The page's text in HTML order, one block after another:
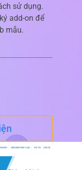
sử dụng.
add-on để
mẫu.